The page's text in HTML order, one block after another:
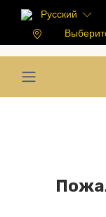
Русский